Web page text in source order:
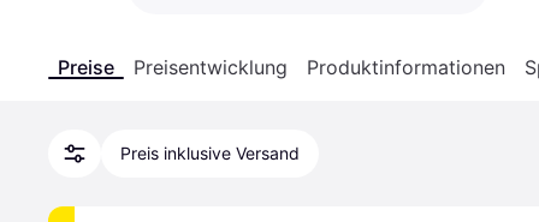
Preise Preisentwicklung Produktinformationen
Preis inklusive Versand